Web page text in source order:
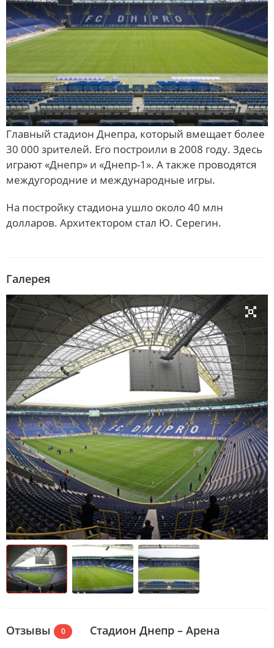
Главный стадион Днепра, который вмещает более
30 000 зрителей. Его построили в 2008 году. Здесь
играют «Днепр» и «Днепр-1». А также проводятся
междугородние и международные игры.
На постройку стадиона ушло около 40 млн
долларов. Архитектором стал Ю. Серегин.
Галерея
Отзывы 0 Стадион Днепр – Арена